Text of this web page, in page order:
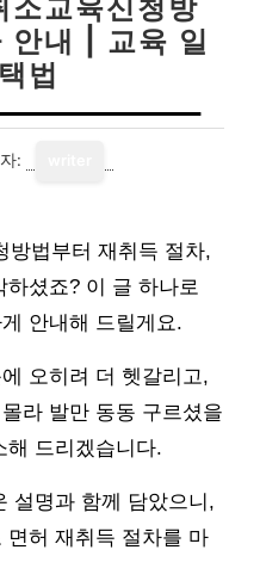
소교육신청방
안내 | 교육 일
법
:
방법부터 재취득 절차,
셨죠? 이 글 하나로
안내해 드릴게요.
오히려 더 헷갈리고,
라 발만 동동 구르셨을
해 드리겠습니다.
설명과 함께 담았으니,
면허 재취득 절차를 마